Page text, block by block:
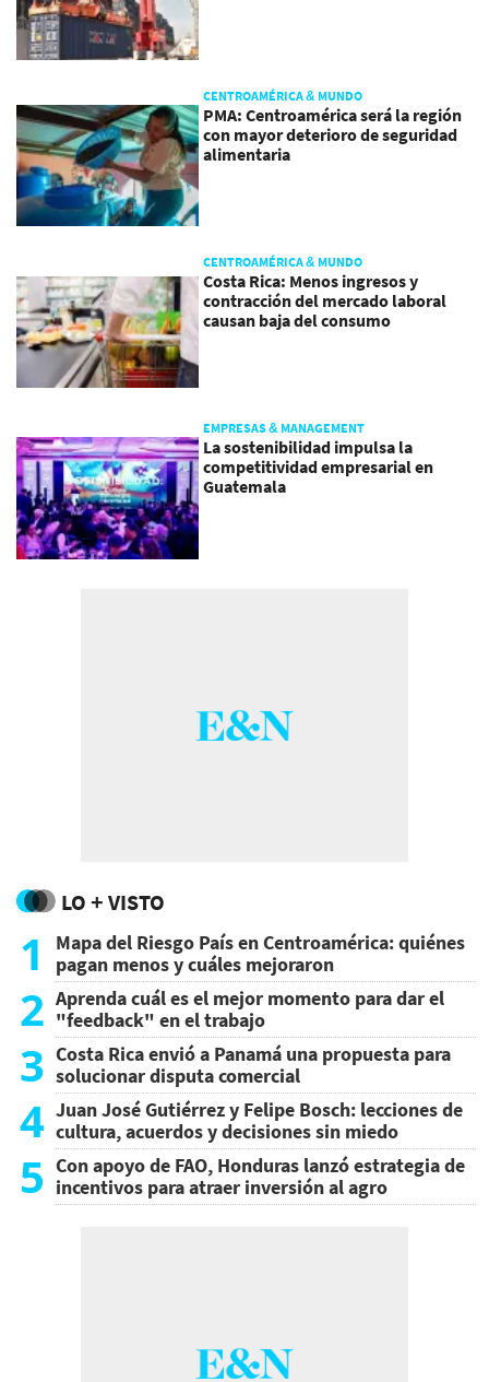
CENTROAMÉRICA & MUNDO
PMA: Centroamérica será la región
con mayor deterioro de seguridad
alimentaria
CENTROAMÉRICA & MUNDO
Costa Rica: Menos ingresos y
contracción del mercado laboral
causan baja del consumo
EMPRESAS & MANAGEMENT
La sostenibilidad impulsa la
competitividad empresarial en
Guatemala
LO + VISTO
1
Mapa del Riesgo País en Centroamérica: quiénes
pagan menos y cuáles mejoraron
2 Aprenda cuál es el mejor momento para dar el
"feedback" en el trabajo
3 Costa Rica envió a Panamá una propuesta para
solucionar disputa comercial
4 Juan José Gutiérrez y Felipe Bosch: lecciones de
cultura, acuerdos y decisiones sin miedo
5 Con apoyo de FAO, Honduras lanzó estrategia de
incentivos para atraer inversión al agro